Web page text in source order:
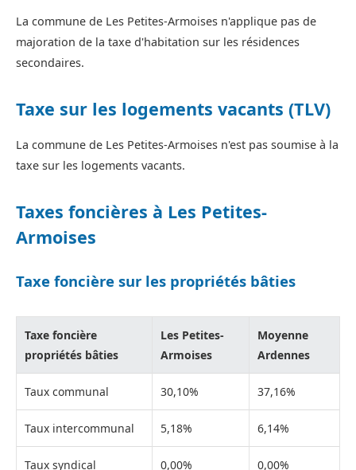
La commune de Les Petites-Armoises n'applique pas de
majoration de la taxe d'habitation sur les résidences
secondaires.
Taxe sur les logements vacants (TLV)
La commune de Les Petites-Armoises n'est pas soumise à la
taxe sur les logements vacants.
Taxes foncières à Les Petites-
Armoises
Taxe foncière sur les propriétés bâties
Taxe foncière
propriétés bâties
Les Petites-
Armoises
Moyenne
Ardennes
Taux communal 30,10% 37,16%
Taux intercommunal 5,18% 6,14%
Taux syndical 0,00% 0,00%